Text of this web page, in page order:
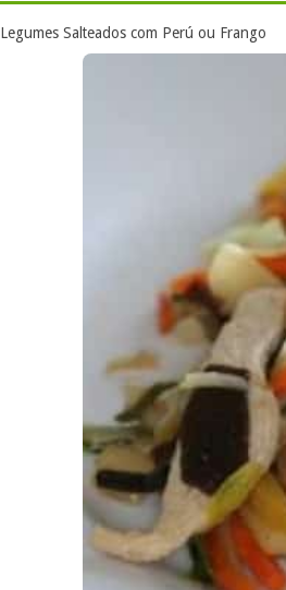
Legumes Salteados com Perú ou Frango